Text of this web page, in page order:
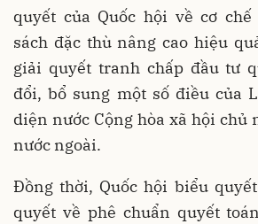
quyết của Quốc hội về cơ
sách đặc thù nâng cao hiệu
giải quyết tranh chấp đầu tư
đổi, bổ sung một số điều của
diện nước Cộng hòa xã hội chủ
nước ngoài.
Đồng thời, Quốc hội biểu
quyết về phê chuẩn quyết